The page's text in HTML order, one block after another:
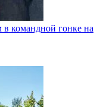
командной гонке на